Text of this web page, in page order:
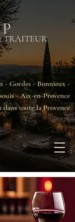
TRAITEUR
- Gordes - Bonnieux -
- Aix-en-Provence
dans toute la Provence